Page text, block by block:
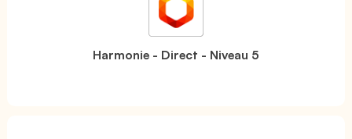
Harmonie - Direct - Niveau 5